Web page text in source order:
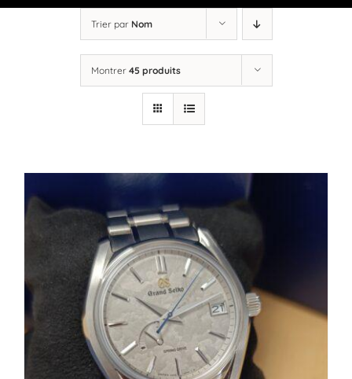
Trier par Nom
Montrer 45 produits